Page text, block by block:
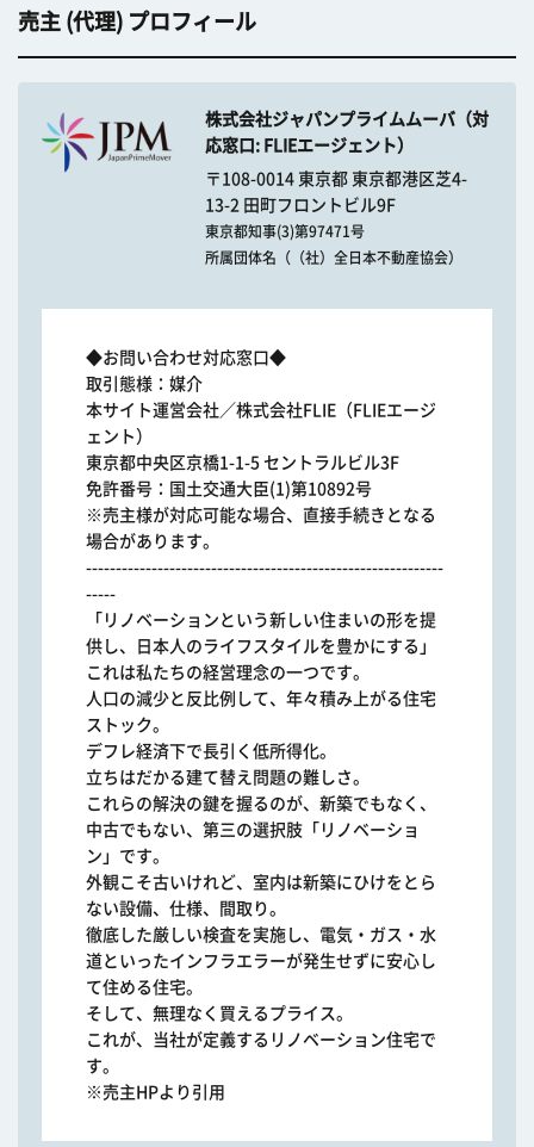
売主 (代理) プロフィール
株式会社ジャパンプライムムーバ（対
応窓口: FLIEエージェント）
〒108-0014 東京都 東京都港区芝4-
13-2 田町フロントビル9F
東京都知事(3)第97471号
所属団体名（（社）全日本不動産協会）
◆お問い合わせ対応窓口◆
取引態様：媒介
本サイト運営会社／株式会社FLIE（FLIEエージ
ェント）
東京都中央区京橋1-1-5 セントラルビル3F
免許番号：国土交通大臣(1)第10892号
※売主様が対応可能な場合、直接手続きとなる
場合があります。
------------------------------------------------------------
-----
「リノベーションという新しい住まいの形を提
供し、日本人のライフスタイルを豊かにする」
これは私たちの経営理念の一つです。
人口の減少と反比例して、年々積み上がる住宅
ストック。
デフレ経済下で長引く低所得化。
立ちはだかる建て替え問題の難しさ。
これらの解決の鍵を握るのが、新築でもなく、
中古でもない、第三の選択肢「リノベーショ
ン」です。
外観こそ古いけれど、室内は新築にひけをとら
ない設備、仕様、間取り。
徹底した厳しい検査を実施し、電気・ガス・水
道といったインフラエラーが発生せずに安心し
て住める住宅。
そして、無理なく買えるプライス。
これが、当社が定義するリノベーション住宅で
す。
※売主HPより引用